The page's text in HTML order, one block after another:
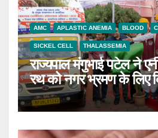
AMC APLASTIC ANEMIA BLOOD
SICKEL CELL THALASSEMIA
राज्यपाल मंगुभाई पटेल ने
रथ को नगर भ्रमण के लिए